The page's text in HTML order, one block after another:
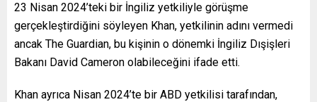
23 Nisan 2024’teki bir İngiliz yetkiliyle görüşme
gerçekleştirdiğini söyleyen Khan, yetkilinin adını vermedi
ancak The Guardian, bu kişinin o dönemki İngiliz Dışişleri
Bakanı David Cameron olabileceğini ifade etti.
Khan ayrıca Nisan 2024’te bir ABD yetkilisi tarafından,